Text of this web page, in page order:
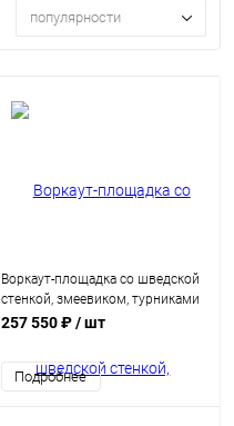
популярности
Воркаут-площадка со шведской
стенкой, змеевиком, турниками
и брусьями
257 550 ₽/ шт
Подробнее